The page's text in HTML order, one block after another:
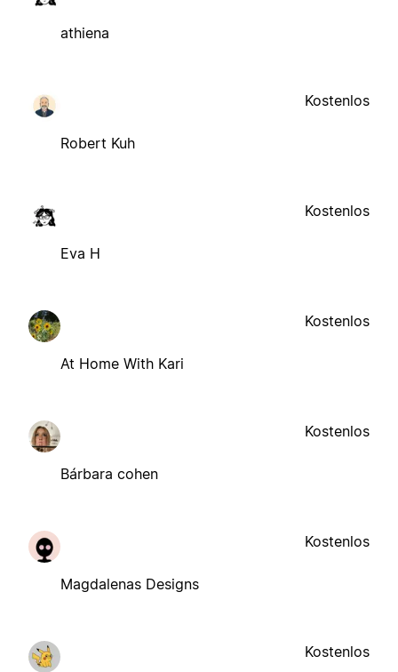
athiena
Robert Kuh
Kostenlos
Eva H
Kostenlos
At Home With Kari
Kostenlos
Bárbara cohen
Kostenlos
Magdalenas Designs
Kostenlos
Kostenlos